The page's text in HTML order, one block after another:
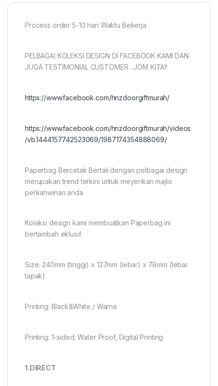
Process order 5-10 hari Waktu Bekerja
PELBAGAI KOLEKSI DESIGN DI FACEBOOK KAMI DAN
JUGA TESTIMONIAL CUSTOMER…JOM KITA!!
https://www.facebook.com/hnzdoorgiftmurah/
https://www.facebook.com/hnzdoorgiftmurah/videos
/vb.1444157742523069/1987174354888069/
Paperbag Bercetak Bertali dengan pelbagai design
merupakan trend terkini untuk meyerikan majlis
perkahwinan anda
Koleksi design kami membuatkan Paperbag ini
bertambah eklusif.
Size: 240mm (tinggi) x 127mm (lebar) x 76mm (lebar
tapak)
Printing: Black&White / Warna
Printing: 1-sided; Water Proof, Digital Printing
1.DIRECT